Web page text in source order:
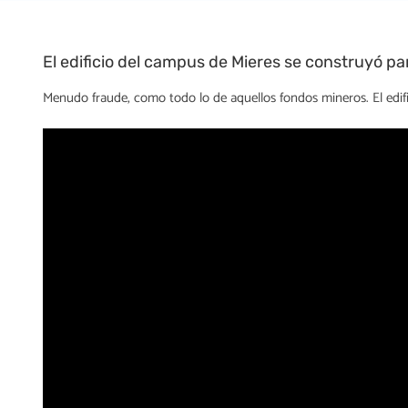
El edificio del campus de Mieres se construyó
Menudo fraude, como todo lo de aquellos fondos mineros. El